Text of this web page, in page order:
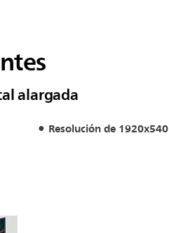
alargada
Resolución de 1920x540